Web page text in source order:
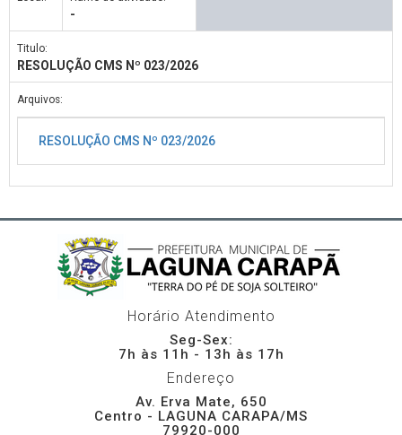
-
Titulo:
RESOLUÇÃO CMS Nº 023/2026
Arquivos:
RESOLUÇÃO CMS Nº 023/2026
Horário Atendimento
Seg-Sex:
7h às 11h - 13h às 17h
Endereço
Av. Erva Mate, 650
Centro - LAGUNA CARAPA/MS
79920-000